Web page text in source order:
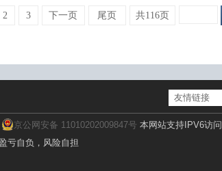
2 3 下一页 尾页 共116页
友情链接
京公网安备 11010202009847号 本网站支持IPV6访问
亏自负，风险自担